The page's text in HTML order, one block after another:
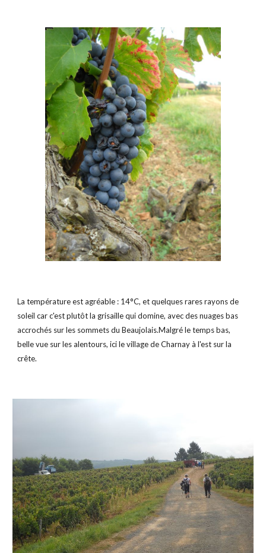
La température est agréable : 14°C, et quelques rares rayons de
soleil car c'est plutôt la grisaille qui domine, avec des nuages bas
accrochés sur les sommets du Beaujolais.Malgré le temps bas,
belle vue sur les alentours, ici le village de Charnay à l'est sur la
crête.